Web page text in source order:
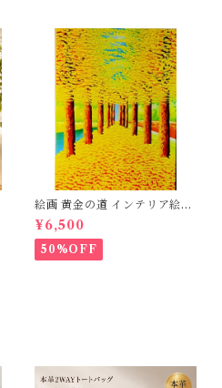
Qee 341801_ee
絵画 黄金の道 インテリア絵画
肉筆油絵 アートパネル インテ
リア 壁掛け 風景画 油絵 ポス
ター アート アートパネル リビ
ング 玄関 プレゼント モダン
¥6,500
50%OFF